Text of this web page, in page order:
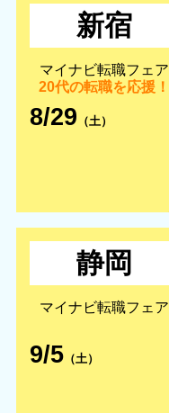
新宿
マイナビ転職フェア
20代の転職を応援！
8/29 （土）
静岡
マイナビ転職フェア
9/5（土）